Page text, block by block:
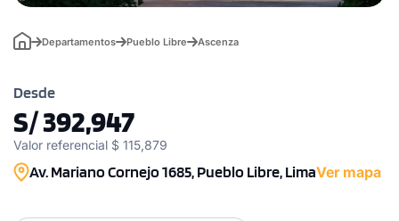
Departamentos Pueblo Libre Ascenza
Desde
S/ 392,947
Valor referencial $ 115,879
Av. Mariano Cornejo 1685, Pueblo Libre, LimaVer mapa